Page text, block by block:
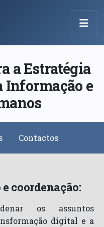
a Estratégia
Informação e
Contactos
coordenação:
os assuntos
digital e a